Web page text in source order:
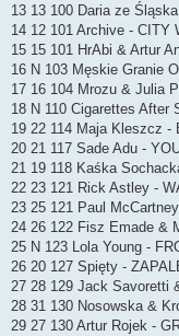
13 13 100 Daria ze
14 12 101 Archive - CITY
15 15 101 HrAbi & Artur
16 N 103 Męskie Granie
17 16 104 Mrozu & Julia
18 N 110 Cigarettes After
19 22 114 Maja Kleszcz -
20 21 117 Sade Adu -
21 19 118 Kaśka
22 23 121 Rick Astley -
23 25 121 Paul
24 26 122 Fisz Emade &
25 N 123 Lola Young -
26 20 127 Spięty -
27 28 129 Jack Savoretti
28 31 130 Nosowska &
29 27 130 Artur Rojek -